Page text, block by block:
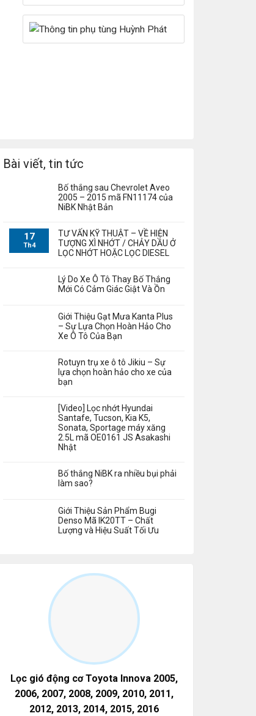
Bài viết, tin tức
Bố thắng sau Chevrolet Aveo
2005 – 2015 mã FN11174 của
NiBK Nhật Bản
17
Th4
TƯ VẤN KỸ THUẬT – VỀ HIỆN
TƯỢNG XÌ NHỚT / CHẢY DẦU Ở
LỌC NHỚT HOẶC LỌC DIESEL
Lý Do Xe Ô Tô Thay Bố Thắng
Mới Có Cảm Giác Giật Và Ồn
Giới Thiệu Gạt Mưa Kanta Plus
– Sự Lựa Chọn Hoàn Hảo Cho
Xe Ô Tô Của Bạn
Rotuyn trụ xe ô tô Jikiu – Sự
lựa chọn hoàn hảo cho xe của
bạn
[Video] Lọc nhớt Hyundai
Santafe, Tucson, Kia K5,
Sonata, Sportage máy xăng
2.5L mã OE0161 JS Asakashi
Nhật
Bố thắng NiBK ra nhiều bụi phải
làm sao?
Giới Thiệu Sản Phẩm Bugi
Denso Mã IK20TT – Chất
Lượng và Hiệu Suất Tối Ưu
Lọc gió động cơ Toyota Innova 2005,
2006, 2007, 2008, 2009, 2010, 2011,
2012, 2013, 2014, 2015, 2016